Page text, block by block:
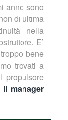
anno sono
di ultima
nella
E’
bene
trovati a
propulsore
il manager